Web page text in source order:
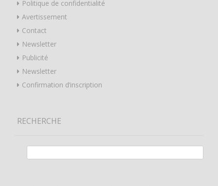
Politique de confidentialité
Avertissement
Contact
Newsletter
Publicité
Newsletter
Confirmation d’inscription
RECHERCHE